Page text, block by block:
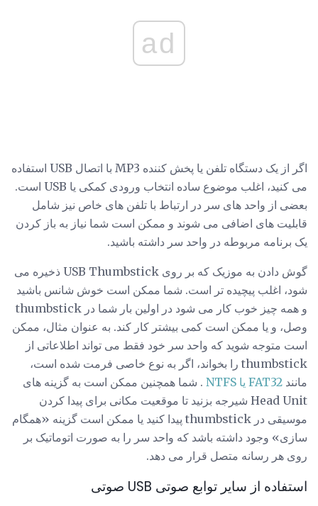
ad
اگر از یک دستگاه تلفن یا پخش کننده MP3 با اتصال USB استفاده
می کنید، اغلب موضوع ساده انتخاب ورودی کمکی یا USB است.
بعضی از واحد های سر در ارتباط با تلفن های خاص نیز شامل
قابلیت های اضافی می شوند و ممکن است شما نیاز به باز کردن
یک برنامه مربوطه در واحد سر داشته باشید.
گوش دادن به موزیک که بر روی USB Thumbstick ذخیره می
شود، اغلب پیچیده تر است. شما ممکن است خوش شانس باشید
و همه چیز خوب کار می شود در اولین بار شما در thumbstick
وصل، و یا ممکن است کمی بیشتر کار کند. به عنوان مثال، ممکن
است متوجه شوید که واحد سر خود فقط می تواند اطلاعاتی از
thumbstick را بخواند، اگر به نوع خاصی فرمت شده است،
مانند FAT32 یا NTFS
. شما همچنین ممکن است به گزینه های
Head Unit شیرجه بزنید تا موقعیت مکانی برای پیدا کردن
موسیقی در thumbstick پیدا کنید یا ممکن است گزینه «همگام
سازی» وجود داشته باشد که واحد سر را به صورت اتوماتیک بر
روی هر رسانه متصل قرار می دهد.
استفاده از سایر توابع صوتی USB صوتی